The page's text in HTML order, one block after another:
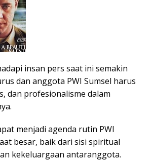
insan pers saat ini semakin
dan anggota PWI Sumsel harus
dan profesionalisme dalam
menjadi agenda rutin PWI
besar, baik dari sisi spiritual
kekeluargaan antaranggota.